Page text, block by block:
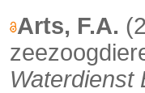
Arts, F.A.
Waterdienst